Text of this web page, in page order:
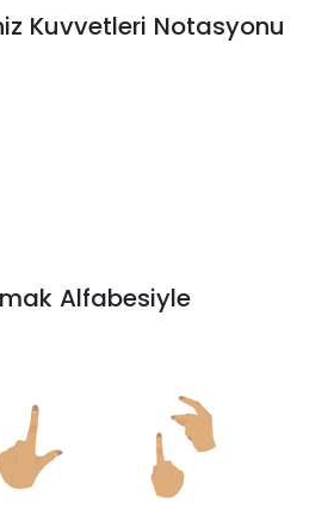
Kuvvetleri Notasyonu
Alfabesiyle